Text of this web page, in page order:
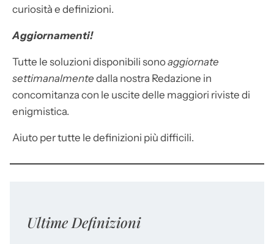
curiosità e definizioni.
Aggiornamenti!
Tutte le soluzioni disponibili sonoaggiornate
settimanalmente dalla nostra Redazione in
concomitanza con le uscite delle maggiori riviste di
enigmistica.
Aiuto per tutte le definizioni più difficili.
Ultime Definizioni